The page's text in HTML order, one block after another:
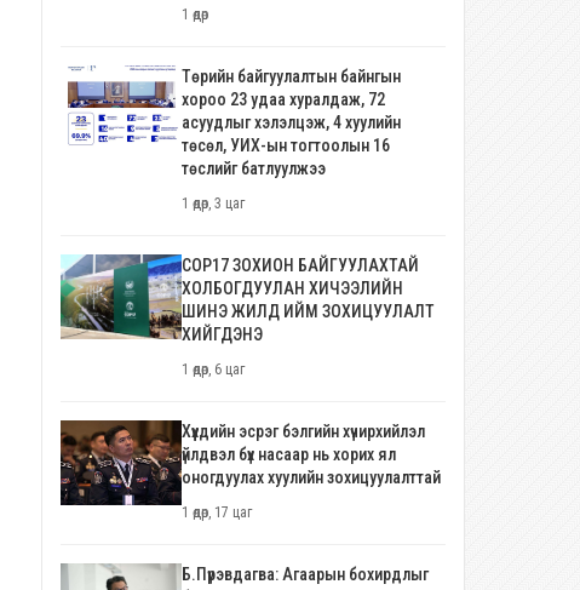
1 өдөр
Төрийн байгуулалтын байнгын
хороо 23 удаа хуралдаж, 72
асуудлыг хэлэлцэж, 4 хуулийн
төсөл, УИХ-ын тогтоолын 16
төслийг батлуулжээ
1 өдөр, 3 цаг
COP17 ЗОХИОН БАЙГУУЛАХТАЙ
ХОЛБОГДУУЛАН ХИЧЭЭЛИЙН
ШИНЭ ЖИЛД ИЙМ ЗОХИЦУУЛАЛТ
ХИЙГДЭНЭ
1 өдөр, 6 цаг
Хүүхдийн эсрэг бэлгийн хүчирхийлэл
үйлдвэл бүх насаар нь хорих ял
оногдуулах хуулийн зохицуулалттай
1 өдөр, 17 цаг
Б.Пүрэвдагва: Агаарын бохирдлыг